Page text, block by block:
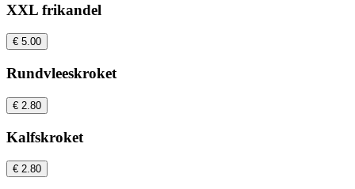
XXL frikandel
€ 5.00
Rundvleeskroket
€ 2.80
Kalfskroket
€ 2.80